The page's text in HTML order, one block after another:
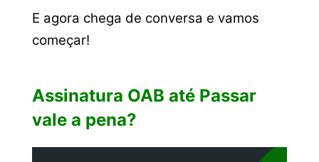
E agora chega de conversa e vamos
começar!
Assinatura OAB até Passar
vale a pena?